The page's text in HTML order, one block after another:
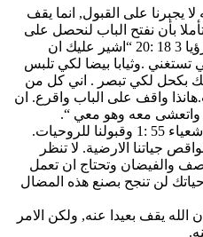
لا يجبرنا على القبول, انما يقف
بأن نفتح الباب لنحصل على
عطاياه التي يمنحها بدون مقابل. رؤيا 3 18 :20 “اشير عليك ان
.وثيابا بيضا لكي تلبس
بكحل لكي تبصر . اني كل من
واقف على الباب واقرع. ان
معه وهو معي “.
جياتنا الارضية. لا تنظر
والفيضان وتحتاج ان تعمل
لن تنجح بصنع هذه المضال
يقف بعيدا عنه, ولكن الامر